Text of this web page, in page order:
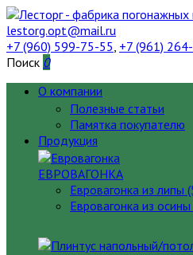
lestorg.opt@mail.ru
+7 (960) 599-75-55, +7 (961)
Поиск 0
О компании
Полезные статьи
Памятка покупателю
Продукция
ЕВРОВАГОНКА
Евровагонка из липы
Евровагонка из